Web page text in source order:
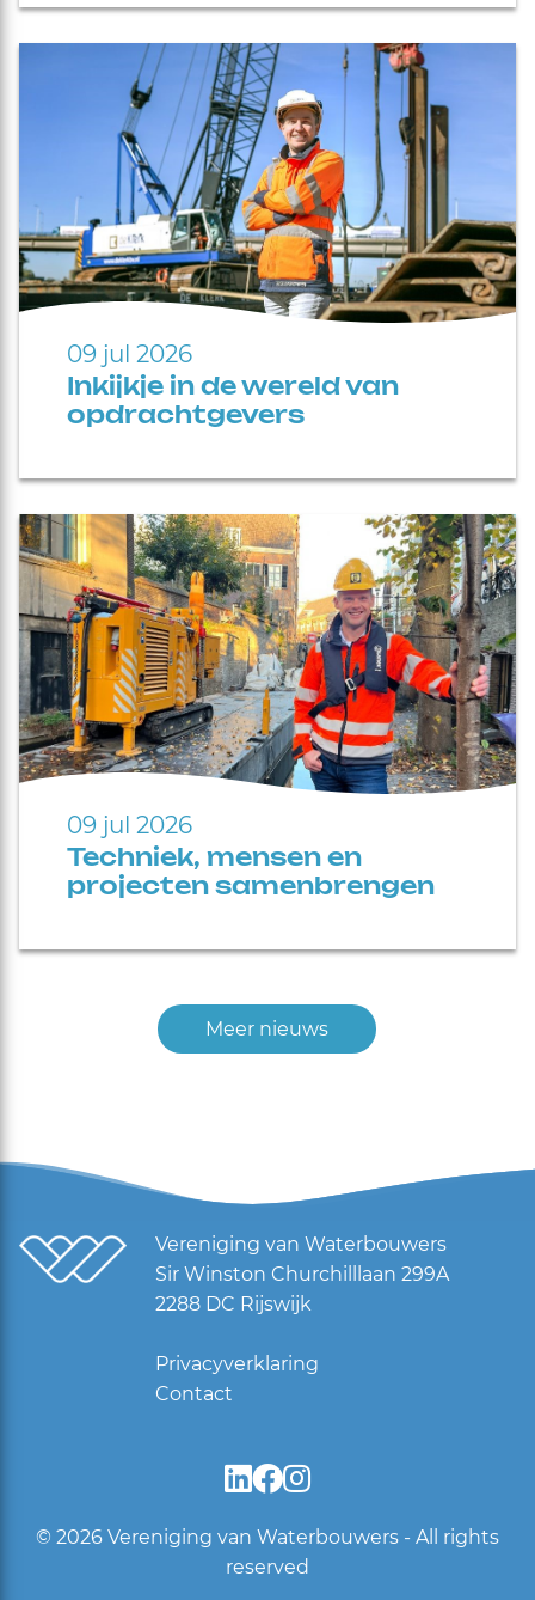
09 jul 2026
Inkijkje in de wereld van
opdrachtgevers
09 jul 2026
Techniek, mensen en
projecten samenbrengen
Meer nieuws
Vereniging van Waterbouwers
Sir Winston Churchilllaan 299A
2288 DC Rijswijk
Privacyverklaring
Contact
© 2026Vereniging van Waterbouwers - All rights
reserved